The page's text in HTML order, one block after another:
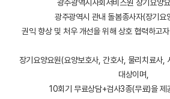
광주광역시사회서비스원 장기요양
광주광역시 관내 돌봄종사자(장기요
권익 향상 및 처우 개선을 위해 상호 협력하고
장기요양요원(요양보호사, 간호사, 물리치료사,
대상이며,
10회기 무료상담+검사3종(무료)을 제